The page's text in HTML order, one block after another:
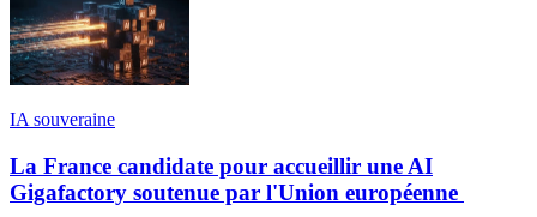
IA souveraine
La France candidate pour accueillir une AI
Gigafactory soutenue par l'Union européenne